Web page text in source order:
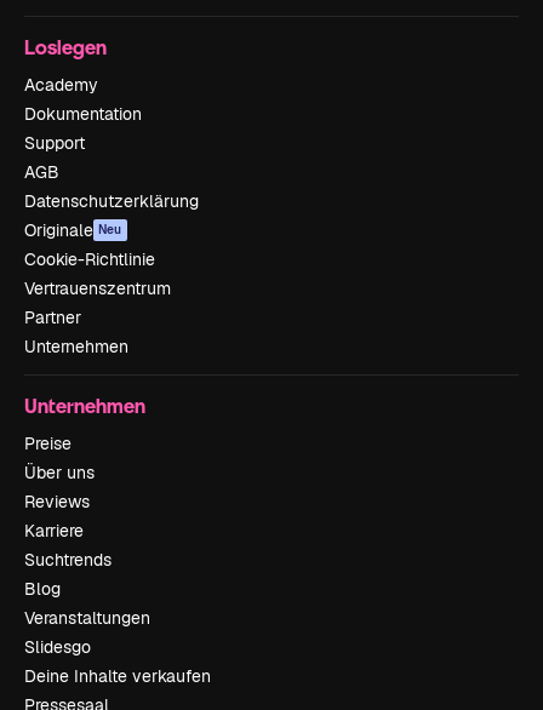
Loslegen
Academy
Dokumentation
Support
AGB
Datenschutzerklärung
Originale Neu
Cookie-Richtlinie
Vertrauenszentrum
Partner
Unternehmen
Unternehmen
Preise
Über uns
Reviews
Karriere
Suchtrends
Blog
Veranstaltungen
Slidesgo
Deine Inhalte verkaufen
Pressesaal